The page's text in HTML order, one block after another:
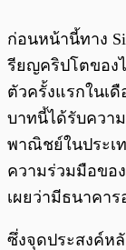
ก่อนหน้านี้ทาง
รียญคริปโตของ
ตัวครั้งแรกในเ
บาทนี้ได้รับควา
พาณิชย์ในประเ
ความร่วมมือขอ
เผยว่ามีธนาคาร
ซึ่งจุดประสงค์ห